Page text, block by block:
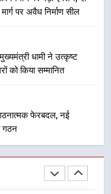
पर अवैध निर्माण सील
धामी ने उत्कृष्ट
को किया सम्मानित
फेरबदल, नई
गठन
बाईपास परियोजना
से कोई समझौता
01 सितंबर से सजेगा
स्तर तक होगा
ने किया गिरफ्तार